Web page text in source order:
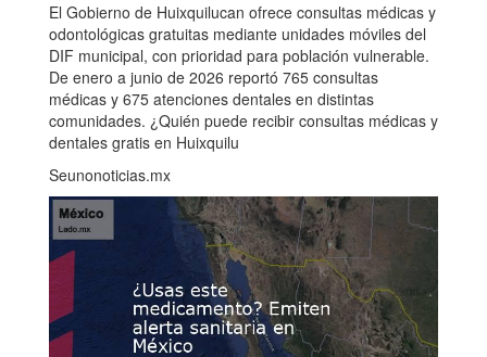
El Gobierno de Huixquilucan ofrece consultas médicas y
odontológicas gratuitas mediante unidades móviles del
DIF municipal, con prioridad para población vulnerable.
De enero a junio de 2026 reportó 765 consultas
médicas y 675 atenciones dentales en distintas
comunidades. ¿Quién puede recibir consultas médicas y
dentales gratis en Huixquilu
Seunonoticias.mx